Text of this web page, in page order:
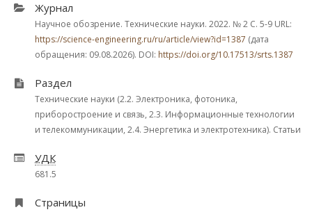
Журнал
Научное обозрение. Технические науки. 2022. № 2 С. 5-9 URL:
https://science-engineering.ru/ru/article/view?id=1387 (дата
обращения: 09.08.2026). DOI: https://doi.org/10.17513/srts.1387
Раздел
Технические науки (2.2. Электроника, фотоника,
приборостроение и связь, 2.3. Информационные технологии
и телекоммуникации, 2.4. Энергетика и электротехника). Статьи
УДК
681.5
Страницы